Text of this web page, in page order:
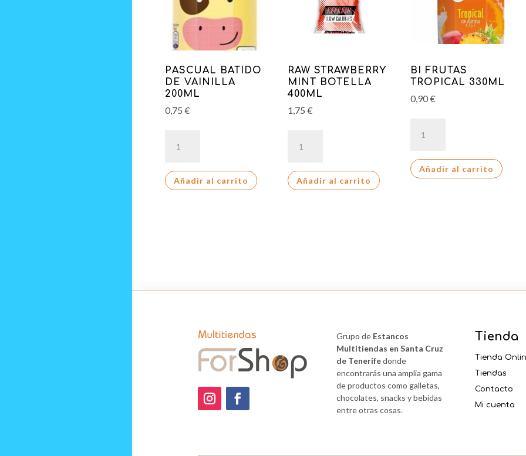
PASCUAL BATIDO
DE VAINILLA
200ML
0,75 €
BATIDO
VAINILLA
Añadir al carrito
RAW STRAWBERRY
MINT BOTELLA
400ML
1,75 €
STRAWBERRY
BOTELLA
Añadir al carrito
BI FRUTAS
TROPICAL 330ML
0,90€
FRUTAS
330ML
Añadir al carrito
Grupo de Estancos
Multitiendas en Santa Cruz
de Tenerifedonde
encontrarás una amplia gama
de productos como galletas,
chocolates, snacks y bebidas
entre otras cosas.
Tienda
Tienda
Tiendas
Contacto
Mi cuenta